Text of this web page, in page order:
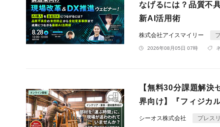
なげるには？品質不
新AI活用術
株式会社アイスマイリー
2026年08月05日 07時
【無料30分課題解
界向け】『フィジカ
シーオス株式会社 プレス